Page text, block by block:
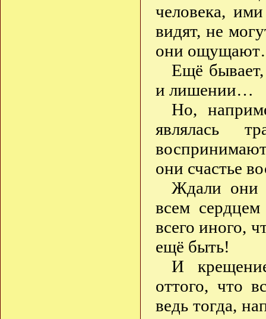
человека,
видят, не
они
Ещё
и лишении…
Но,
являлась
они счастье
Ждали они
всем
всего иного,
ещё быть!
И
оттого, что
ведь тогда,